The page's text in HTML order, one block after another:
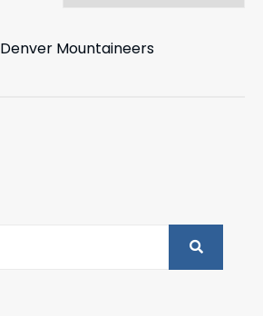
Denver Mountaineers